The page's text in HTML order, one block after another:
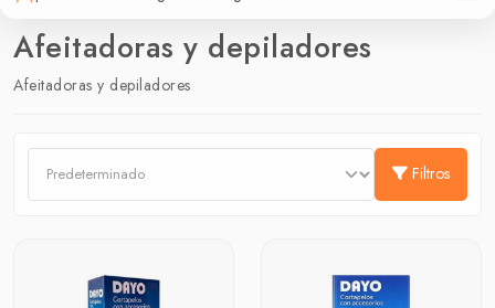
Afeitadoras y depiladores
Afeitadoras y depiladores
Filtros